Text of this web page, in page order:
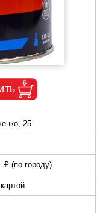
25
₽ (по городу)